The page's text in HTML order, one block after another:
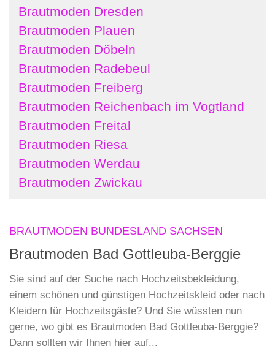
Brautmoden Dresden
Brautmoden Plauen
Brautmoden Döbeln
Brautmoden Radebeul
Brautmoden Freiberg
Brautmoden Reichenbach im Vogtland
Brautmoden Freital
Brautmoden Riesa
Brautmoden Werdau
Brautmoden Zwickau
BRAUTMODEN BUNDESLAND SACHSEN
Brautmoden Bad Gottleuba-Berggie
Sie sind auf der Suche nach Hochzeitsbekleidung,
einem schönen und günstigen Hochzeitskleid oder nach
Kleidern für Hochzeitsgäste? Und Sie wüssten nun
gerne, wo gibt es Brautmoden Bad Gottleuba-Berggie?
Dann sollten wir Ihnen hier auf...